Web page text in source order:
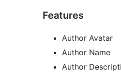
Features
Author Avatar
Author Name
Author